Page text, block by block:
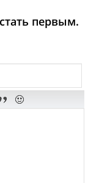
Обувь
первым.